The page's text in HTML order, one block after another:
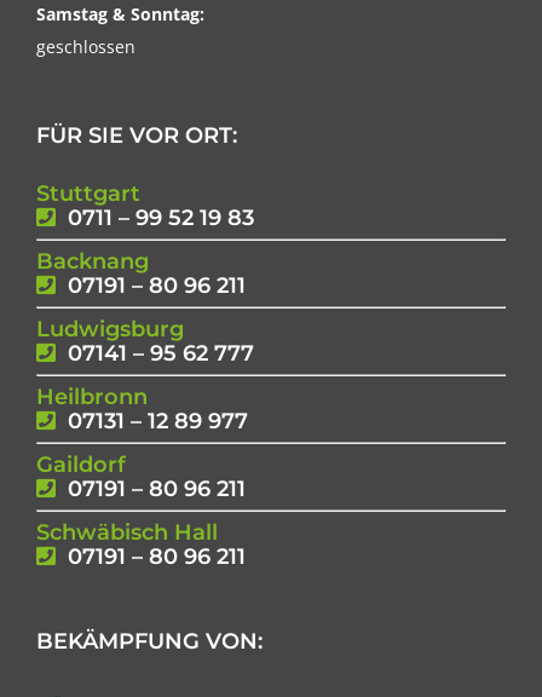
Samstag & Sonntag:
geschlossen
FÜR SIE VOR ORT:
Stuttgart
0711 – 99 52 19 83
Backnang
07191 – 80 96 211
Ludwigsburg
07141 – 95 62 777
Heilbronn
07131 – 12 89 977
Gaildorf
07191 – 80 96 211
Schwäbisch Hall
07191 – 80 96 211
BEKÄMPFUNG VON: